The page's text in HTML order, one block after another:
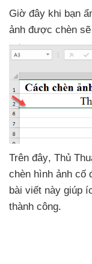
Giờ đây khi bạn
ảnh được chèn
Trên đây, Thủ
chèn hình ảnh cố
bài viết này giúp
thành công.